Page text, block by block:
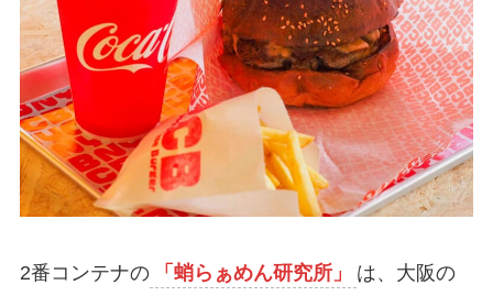
2番コンテナの 「蛸らぁめん研究所」
は、大阪の